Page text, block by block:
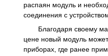
распаян модуль и
соединения с
Благодаря своему
цене новый модуль может
приборах, где ранее